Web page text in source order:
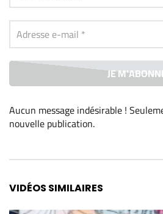
Aucun message indésirable !
nouvelle publication.
VIDÉOS SIMILAIRES